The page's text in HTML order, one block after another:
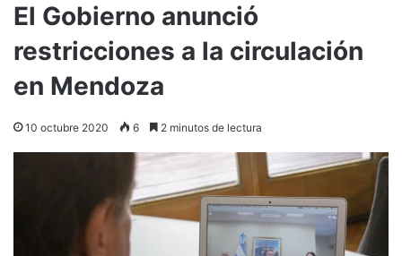
El Gobierno anunció
restricciones a la circulación
en Mendoza
10 octubre 2020 6 2 minutos de lectura